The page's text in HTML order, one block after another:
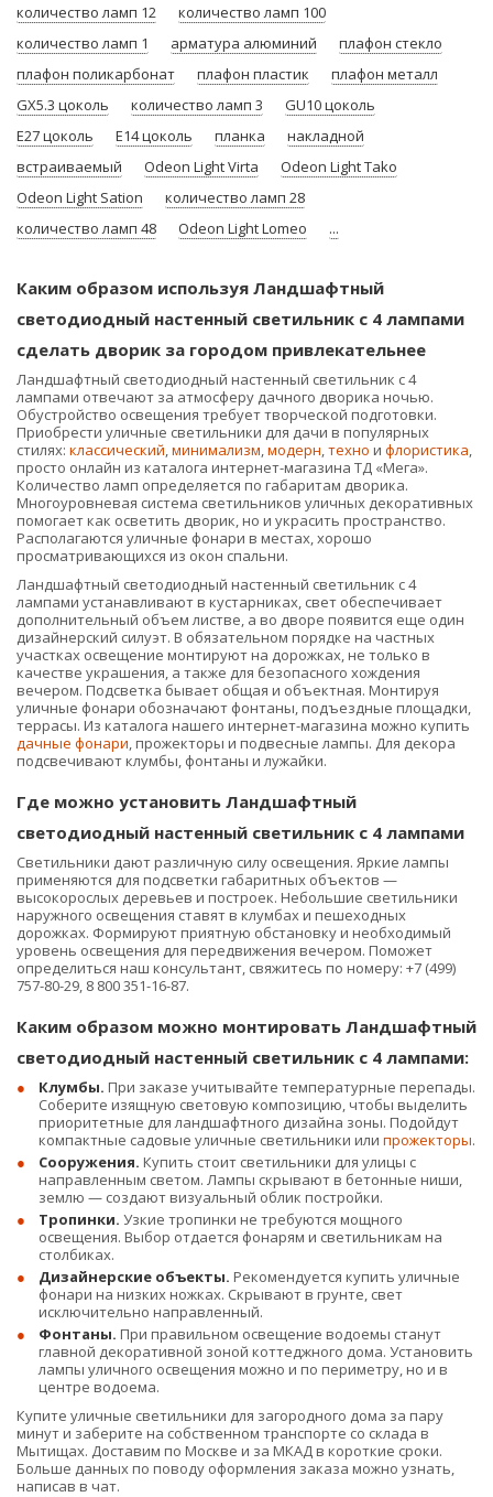
количество ламп 12
количество ламп 100
количество ламп 1
арматура алюминий
плафон стекло
плафон поликарбонат
плафон пластик
плафон металл
GX5.3 цоколь
количество ламп 3
GU10 цоколь
E27 цоколь
E14 цоколь планка
накладной
встраиваемый
Odeon Light Virta
Odeon Light Tako
Odeon Light Sation
количество ламп 28
количество ламп 48
Odeon Light Lomeo ...
Каким образом используя Ландшафтный
светодиодный настенный светильник с 4 лампами
сделать дворик за городом привлекательнее
Ландшафтный светодиодный настенный светильник с 4
лампами отвечают за атмосферу дачного дворика ночью.
Обустройство освещения требует творческой подготовки.
Приобрести уличные светильники для дачи в популярных
стилях: классический,минимализм,модерн,техно и флористика,
просто онлайн из каталога интернет-магазина ТД «Мега».
Количество ламп определяется по габаритам дворика.
Многоуровневая система светильников уличных декоративных
помогает как осветить дворик, но и украсить пространство.
Располагаются уличные фонари в местах, хорошо
просматривающихся из окон спальни.
Ландшафтный светодиодный настенный светильник с 4
лампами устанавливают в кустарниках, свет обеспечивает
дополнительный объем листве, а во дворе появится еще один
дизайнерский силуэт. В обязательном порядке на частных
участках освещение монтируют на дорожках, не только в
качестве украшения, а также для безопасного хождения
вечером. Подсветка бывает общая и объектная. Монтируя
уличные фонари обозначают фонтаны, подъездные площадки,
террасы. Из каталога нашего интернет-магазина можно купить
дачные фонари, прожекторы и подвесные лампы. Для декора
подсвечивают клумбы, фонтаны и лужайки.
Где можно установить Ландшафтный
светодиодный настенный светильник с 4 лампами
Светильники дают различную силу освещения. Яркие лампы
применяются для подсветки габаритных объектов —
высокорослых деревьев и построек. Небольшие светильники
наружного освещения ставят в клумбах и пешеходных
дорожках. Формируют приятную обстановку и необходимый
уровень освещения для передвижения вечером. Поможет
определиться наш консультант, свяжитесь по номеру: +7 (499)
757-80-29, 8 800 351-16-87.
Каким образом можно монтировать Ландшафтный
светодиодный настенный светильник с 4 лампами:
Клумбы. При заказе учитывайте температурные перепады.
Соберите изящную световую композицию, чтобы выделить
приоритетные для ландшафтного дизайна зоны. Подойдут
компактные садовые уличные светильники или прожекторы.
Сооружения. Купить стоит светильники для улицы с
направленным светом. Лампы скрывают в бетонные ниши,
землю — создают визуальный облик постройки.
Тропинки. Узкие тропинки не требуются мощного
освещения. Выбор отдается фонарям и светильникам на
столбиках.
Дизайнерские объекты. Рекомендуется купить уличные
фонари на низких ножках. Скрывают в грунте, свет
исключительно направленный.
Фонтаны. При правильном освещение водоемы станут
главной декоративной зоной коттеджного дома. Установить
лампы уличного освещения можно и по периметру, но и в
центре водоема.
Купите уличные светильники для загородного дома за пару
минут и заберите на собственном транспорте со склада в
Мытищах. Доставим по Москве и за МКАД в короткие сроки.
Больше данных по поводу оформления заказа можно узнать,
написав в чат.